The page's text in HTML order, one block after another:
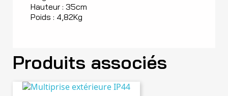
Hauteur : 35cm
Poids : 4,82Kg
Produits associés